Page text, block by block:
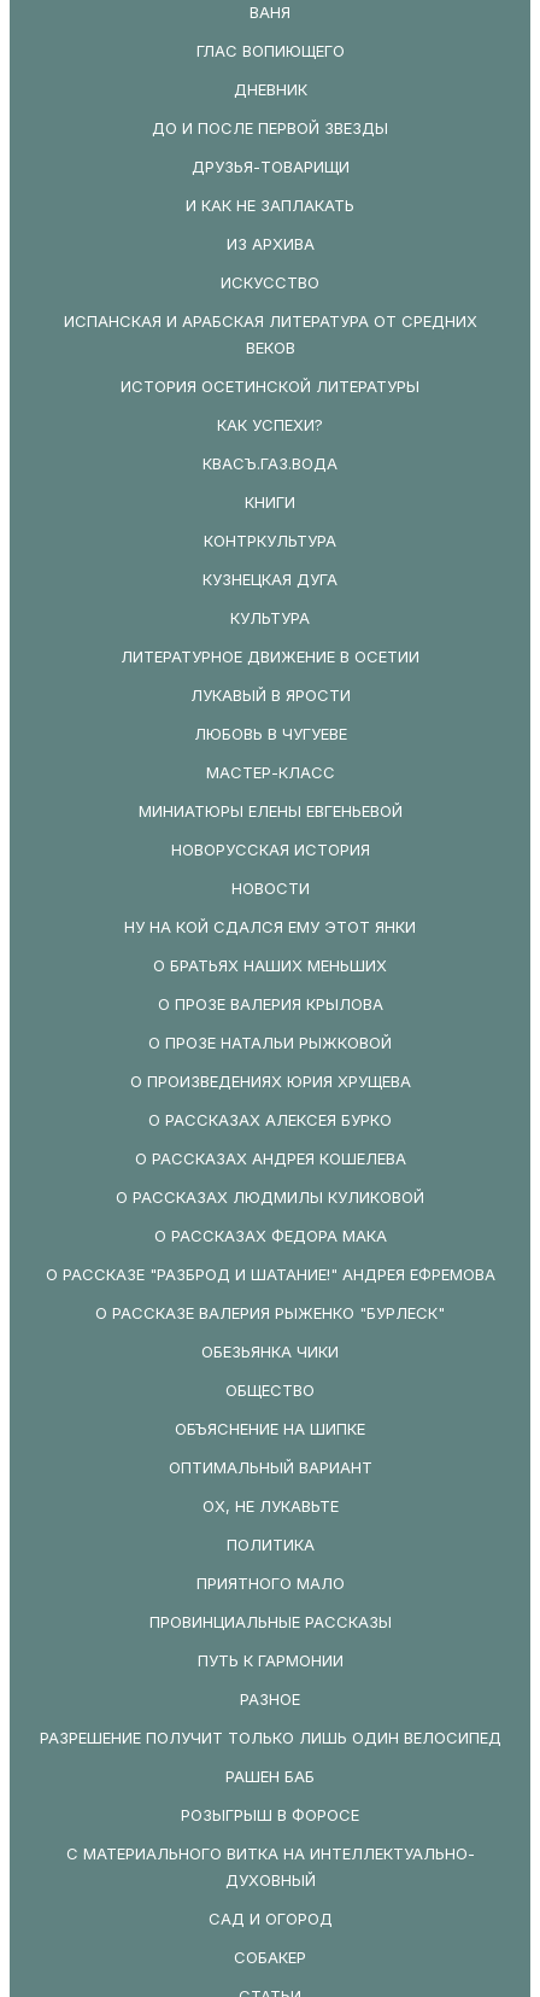
ВАНЯ
ГЛАС ВОПИЮЩЕГО
ДНЕВНИК
ДО И ПОСЛЕ ПЕРВОЙ ЗВЕЗДЫ
ДРУЗЬЯ-ТОВАРИЩИ
И КАК НЕ ЗАПЛАКАТЬ
ИЗ АРХИВА
ИСКУССТВО
ИСПАНСКАЯ И АРАБСКАЯ ЛИТЕРАТУРА ОТ СРЕДНИХ
ВЕКОВ
ИСТОРИЯ ОСЕТИНСКОЙ ЛИТЕРАТУРЫ
КАК УСПЕХИ?
КВАСЪ.ГАЗ.ВОДА
КНИГИ
КОНТРКУЛЬТУРА
КУЗНЕЦКАЯ ДУГА
КУЛЬТУРА
ЛИТЕРАТУРНОЕ ДВИЖЕНИЕ В ОСЕТИИ
ЛУКАВЫЙ В ЯРОСТИ
ЛЮБОВЬ В ЧУГУЕВЕ
МАСТЕР-КЛАСС
МИНИАТЮРЫ ЕЛЕНЫ ЕВГЕНЬЕВОЙ
НОВОРУССКАЯ ИСТОРИЯ
НОВОСТИ
НУ НА КОЙ СДАЛСЯ ЕМУ ЭТОТ ЯНКИ
О БРАТЬЯХ НАШИХ МЕНЬШИХ
О ПРОЗЕ ВАЛЕРИЯ КРЫЛОВА
О ПРОЗЕ НАТАЛЬИ РЫЖКОВОЙ
О ПРОИЗВЕДЕНИЯХ ЮРИЯ ХРУЩЕВА
О РАССКАЗАХ АЛЕКСЕЯ БУРКО
О РАССКАЗАХ АНДРЕЯ КОШЕЛЕВА
О РАССКАЗАХ ЛЮДМИЛЫ КУЛИКОВОЙ
О РАССКАЗАХ ФЕДОРА МАКА
О РАССКАЗЕ "РАЗБРОД И ШАТАНИЕ!" АНДРЕЯ ЕФРЕМОВА
О РАССКАЗЕ ВАЛЕРИЯ РЫЖЕНКО "БУРЛЕСК"
ОБЕЗЬЯНКА ЧИКИ
ОБЩЕСТВО
ОБЪЯСНЕНИЕ НА ШИПКЕ
ОПТИМАЛЬНЫЙ ВАРИАНТ
ОХ, НЕ ЛУКАВЬТЕ
ПОЛИТИКА
ПРИЯТНОГО МАЛО
ПРОВИНЦИАЛЬНЫЕ РАССКАЗЫ
ПУТЬ К ГАРМОНИИ
РАЗНОЕ
РАЗРЕШЕНИЕ ПОЛУЧИТ ТОЛЬКО ЛИШЬ ОДИН ВЕЛОСИПЕД
РАШЕН БАБ
РОЗЫГРЫШ В ФОРОСЕ
С МАТЕРИАЛЬНОГО ВИТКА НА ИНТЕЛЛЕКТУАЛЬНО-
ДУХОВНЫЙ
САД И ОГОРОД
СОБАКЕР